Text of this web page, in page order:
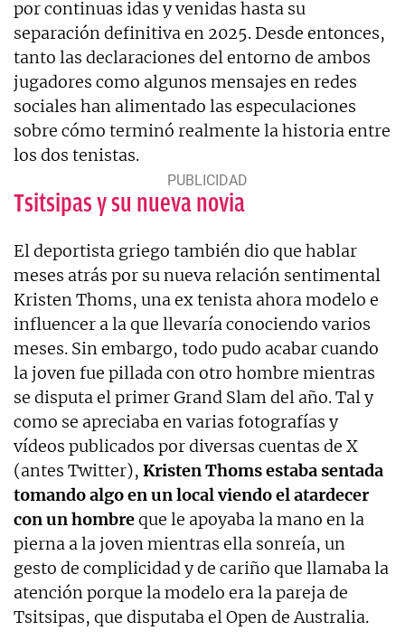
por continuas idas y venidas hasta su
separación definitiva en 2025. Desde entonces,
tanto las declaraciones del entorno de ambos
jugadores como algunos mensajes en redes
sociales han alimentado las especulaciones
sobre cómo terminó realmente la historia entre
los dos tenistas.
Tsitsipas y su nueva novia
El deportista griego también dio que hablar
meses atrás por su nueva relación sentimental
Kristen Thoms, una ex tenista ahora modelo e
influencer a la que llevaría conociendo varios
meses. Sin embargo, todo pudo acabar cuando
la joven fue pillada con otro hombre mientras
se disputa el primer Grand Slam del año. Tal y
como se apreciaba en varias fotografías y
vídeos publicados por diversas cuentas de X
(antes Twitter), Kristen Thoms estaba sentada
tomando algo en un local viendo el atardecer
con un hombreque le apoyaba la mano en la
pierna a la joven mientras ella sonreía, un
gesto de complicidad y de cariño que llamaba la
atención porque la modelo era la pareja de
Tsitsipas, que disputaba el Open de Australia.